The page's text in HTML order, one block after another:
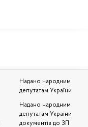
Надано народним
депутатам України
Надано народним
депутатам України
документів до ЗП